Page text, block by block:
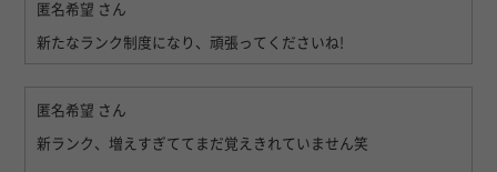
匿名希望 さん
新たなランク制度になり、頑張ってくださいね!
匿名希望 さん
新ランク、増えすぎててまだ覚えきれていません笑